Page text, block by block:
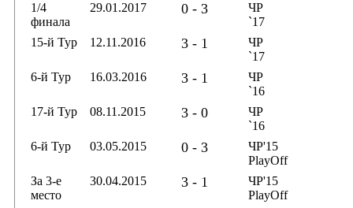
1/4
финала
29.01.2017 0 - 3
ЧР
`17
15-й Тур
12.11.2016 3 - 1
ЧР
`17
6-й Тур
16.03.2016 3 - 1
ЧР
`16
17-й Тур
08.11.2015 3 - 0
ЧР
`16
6-й Тур
03.05.2015 0 - 3
ЧР'15
PlayOff
За 3-е
место
30.04.2015 3 - 1
ЧР'15
PlayOff